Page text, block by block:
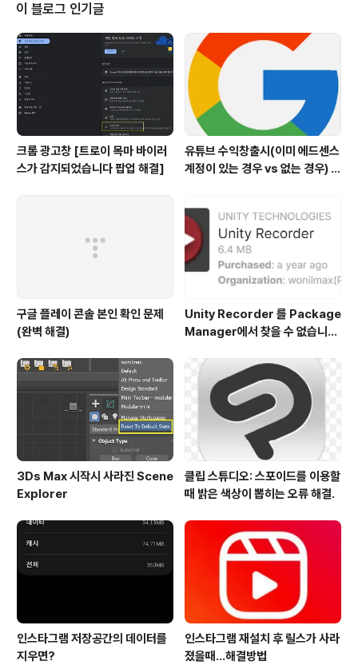
이 블로그 인기글
크롬 광고창 [트로이 목마 바이러
스가 감지되었습니다 팝업 해결]
유튜브 수익창출시(이미 에드센스
계정이 있는 경우 vs 없는 경우) 주
구글 플레이 콘솔 본인 확인 문제
(완벽 해결)
Unity Recorder 를 Package
Manager에서 찾을 수 없습니다.
3Ds Max 시작시 사라진 Scene
Explorer
클립 스튜디오: 스포이드를 이용할
때 밝은 색상이 뽑히는 오류 해결.
인스타그램 저장공간의 데이터를
지우면?
인스타그램 재설치 후 릴스가 사라
졌을때...해결방법